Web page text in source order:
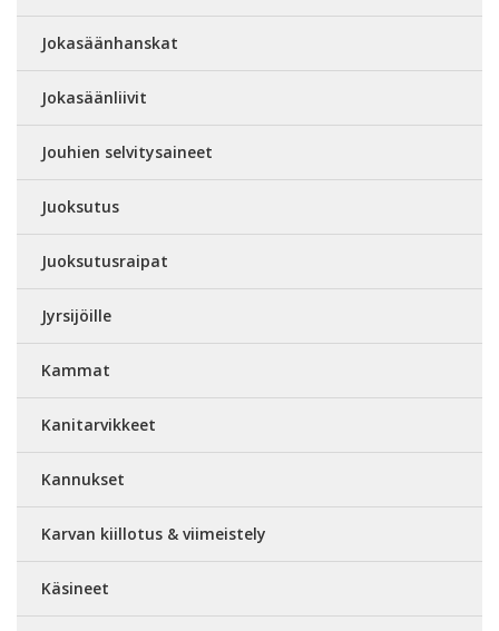
Jokasäänhanskat
Jokasäänliivit
Jouhien selvitysaineet
Juoksutus
Juoksutusraipat
Jyrsijöille
Kammat
Kanitarvikkeet
Kannukset
Karvan kiillotus & viimeistely
Käsineet